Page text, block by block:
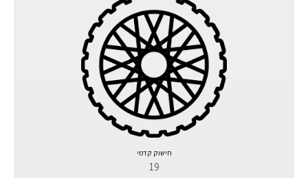
חישוק קדמי
19